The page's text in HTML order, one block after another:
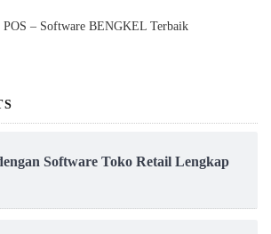
– Software BENGKEL Terbaik
Software Toko Retail Lengkap